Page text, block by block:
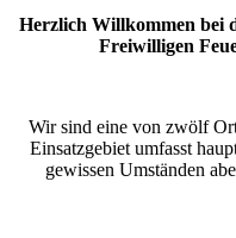
Herzlich Willkommen bei
Freiwilligen
Wir sind eine von zwölf
Einsatzgebiet umfasst
gewissen Umständen